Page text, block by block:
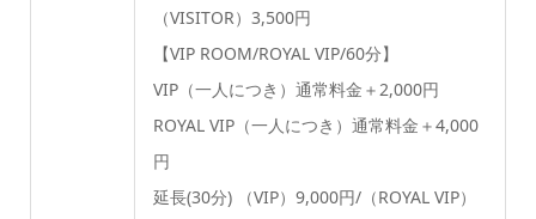
（VISITOR）3,500円
【VIP ROOM/ROYAL VIP/60分】
VIP（一人につき）通常料金＋2,000円
ROYAL VIP（一人につき）通常料金＋4,000
円
延長(30分) （VIP）9,000円/（ROYAL VIP）